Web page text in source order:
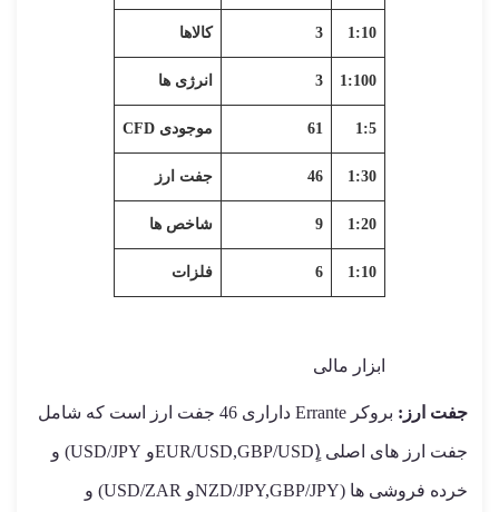
1:10
3 کالاها
1:100
3 انرژی ها
1:5
61 موجودی CFD
1:30
46 جفت ارز
1:20
9 شاخص ها
1:10
6 فلزات
ابزار مالی
جفت ارز: بروکر Errante داراری 46 جفت ارز است که شامل
جفت ارز های اصلی (ٍEUR/USD,GBP/USDو USD/JPY) و
خرده فروشی ها (NZD/JPY,GBP/JPYو USD/ZAR) و